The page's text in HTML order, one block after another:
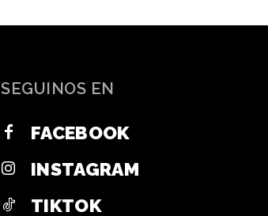
SEGUINOS EN
FACEBOOK
INSTAGRAM
TIKTOK